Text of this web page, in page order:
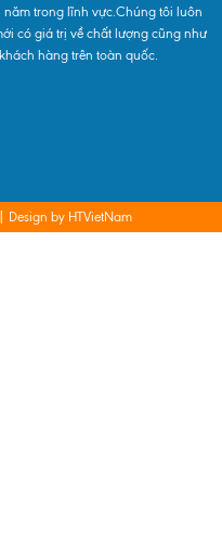
trong lĩnh vực.Chúng tôi luôn
có giá trị về chất lượng cũng như
hàng trên toàn quốc.
Design by HTVietNam